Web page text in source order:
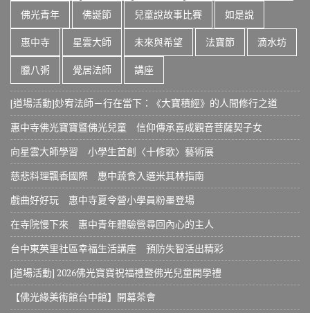
佛光青年 佛誕節 兒童說故事比賽 如是說
惠中寺 星雲大師 未來與希望 法寶節 滴水坊
臘八粥 覺居法師 講座
[道場活動]妙宥法師－行在當下：《大寶積經》的人間修行之道
惠中寺佛光寶寶暨佛光兒童 信仰傳承喜成觀音菩薩契子女
向星雲大師學習 小學生首創〈十修歌〉藝術展
慈悲料理飄香國際 惠中蔬食入選米其林指南
戲曲好好玩 惠中寺夏令營小學員粉墨登場
在寺院慢下來 惠中青年體驗營尋回內心的主人
台中東英里社區幸福生活講座 預防失智活出精彩
[道場活動] 2026佛光寶寶祝福禮暨佛光兒童開學禮
【佛光緣美術館台中館】開幕茶會